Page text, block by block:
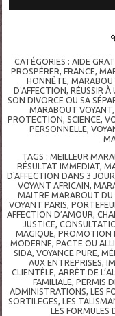
CATÉGORIES : AIDE
PROSPÉRER ,FRANCE ,
HONNÊTE ,
D'AFFECTION RÉUSSIR À
SON DIVORCE OU SA
MARABOUT VOYANT,
PROTECTION SCIENCE
PERSONNELLE ,
TAGS : MEILLEUR
RÉSULTAT IMMEDIAT,
D'AFFECTION DANS 3
VOYANT AFRICAIN,
MAITRE MARABOUT DU
VOYANT PARIS,
AFFECTION D’AMOUR,
JUSTICE,
MAGIQUE, PROMOTION
MODERNE, PACTE OU
SIDA, VOYANCE PURE,
AUX ENTREPRISES,
CLIENTÈLE,ARRÊT DE
FAMILIALE,PERMIS
ADMINISTRATIONS, LES
SORTILEGES,LES
LES FORMULES